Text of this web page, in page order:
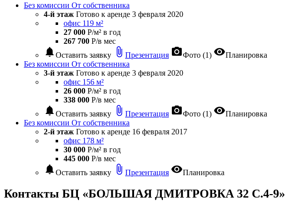
Без комиссии От собственника
4-й этаж Готово к аренде 3 февраля 2020
офис 119 м²
27 000 Р/м² в год
267 700 Р/в мес
notifications Оставить заявку attach_file Презентация photo_cameraФото (1) visibilityПланировка
Без комиссии От собственника
3-й этаж Готово к аренде 3 февраля 2020
офис 156 м²
26 000 Р/м² в год
338 000 Р/в мес
notifications Оставить заявку attach_file Презентация photo_cameraФото (1) visibilityПланировка
Без комиссии От собственника
2-й этаж Готово к аренде 16 февраля 2017
офис 178 м²
30 000 Р/м² в год
445 000 Р/в мес
notifications Оставить заявку attach_file Презентация visibilityПланировка
Контакты БЦ «БОЛЬШАЯ ДМИТРОВКА 32 С.4-9»